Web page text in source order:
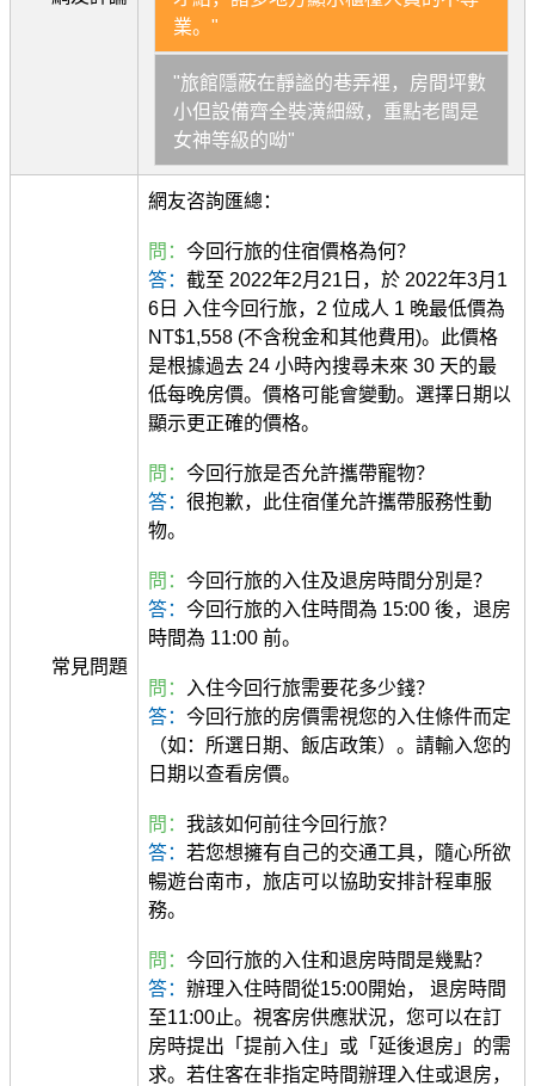
業。"
"旅館隱蔽在靜謐的巷弄裡，房間坪數
小但設備齊全裝潢細緻，重點老闆是
女神等級的呦"
常見問題
網友咨詢匯總：
問： 今回行旅的住宿價格為何？
答： 截至 2022年2月21日，於 2022年3月1
6日 入住今回行旅，2 位成人 1 晚最低價為
NT$1,558 (不含稅金和其他費用)。此價格
是根據過去 24 小時內搜尋未來 30 天的最
低每晚房價。價格可能會變動。選擇日期以
顯示更正確的價格。
問： 今回行旅是否允許攜帶寵物？
答： 很抱歉，此住宿僅允許攜帶服務性動
物。
問： 今回行旅的入住及退房時間分別是？
答： 今回行旅的入住時間為 15:00 後，退房
時間為 11:00 前。
問：
入住今回行旅需要花多少錢？
答： 今回行旅的房價需視您的入住條件而定
（如：所選日期、飯店政策）。請輸入您的
日期以查看房價。
問： 我該如何前往今回行旅？
答： 若您想擁有自己的交通工具，隨心所欲
暢遊台南市，旅店可以協助安排計程車服
務。
問： 今回行旅的入住和退房時間是幾點？
答： 辦理入住時間從15:00開始， 退房時間
至11:00止。視客房供應狀況，您可以在訂
房時提出「提前入住」或「延後退房」的需
求。若住客在非指定時間辦理入住或退房，